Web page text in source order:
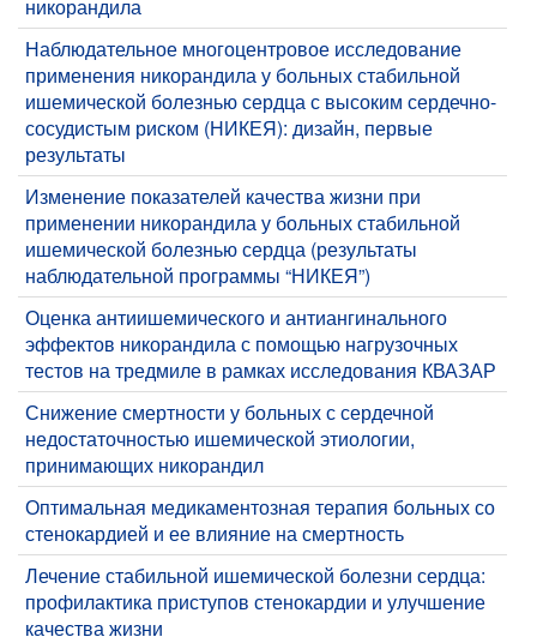
никорандила
Наблюдательное многоцентровое исследование
применения никорандила у больных стабильной
ишемической болезнью сердца с высоким сердечно-
сосудистым риском (НИКЕЯ): дизайн, первые
результаты
Изменение показателей качества жизни при
применении никорандила у больных стабильной
ишемической болезнью сердца (результаты
наблюдательной программы “НИКЕЯ”)
Оценка антиишемического и антиангинального
эффектов никорандила с помощью нагрузочных
тестов на тредмиле в рамках исследования КВАЗАР
Снижение смертности у больных с сердечной
недостаточностью ишемической этиологии,
принимающих никорандил
Оптимальная медикаментозная терапия больных со
стенокардией и ее влияние на смертность
Лечение стабильной ишемической болезни сердца:
профилактика приступов стенокардии и улучшение
качества жизни